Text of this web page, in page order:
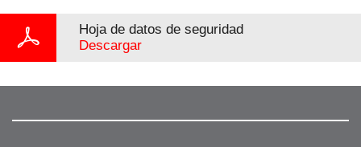
Hoja de datos de seguridad
Descargar